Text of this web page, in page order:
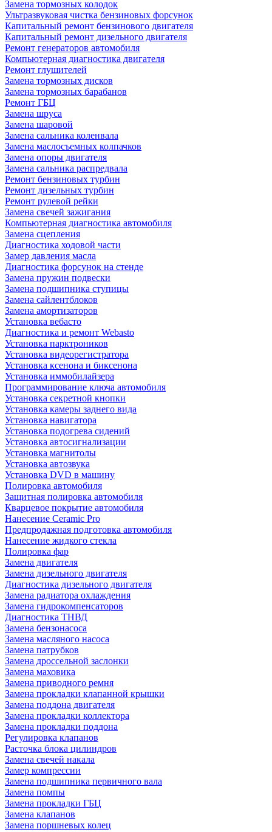
Замена тормозных колодок
Ультразвуковая чистка бензиновых форсунок
Капитальный ремонт бензинового двигателя
Капитальный ремонт дизельного двигателя
Ремонт генераторов автомобиля
Компьютерная диагностика двигателя
Ремонт глушителей
Замена тормозных дисков
Замена тормозных барабанов
Ремонт ГБЦ
Замена шруса
Замена шаровой
Замена сальника коленвала
Замена маслосъемных колпачков
Замена опоры двигателя
Замена сальника распредвала
Ремонт бензиновых турбин
Ремонт дизельных турбин
Ремонт рулевой рейки
Замена свечей зажигания
Компьютерная диагностика автомобиля
Замена сцепления
Диагностика ходовой части
Замер давления масла
Диагностика форсунок на стенде
Замена пружин подвески
Замена подшипника ступицы
Замена сайлентблоков
Замена амортизаторов
Установка вебасто
Диагностика и ремонт Webasto
Установка парктроников
Установка видеорегистратора
Установка ксенона и биксенона
Установка иммобилайзера
Программирование ключа автомобиля
Установка секретной кнопки
Установка камеры заднего вида
Установка навигатора
Установка подогрева сидений
Установка автосигнализации
Установка магнитолы
Установка автозвука
Установка DVD в машину
Полировка автомобиля
Защитная полировка автомобиля
Кварцевое покрытие автомобиля
Нанесение Ceramic Pro
Предпродажная подготовка автомобиля
Нанесение жидкого стекла
Полировка фар
Замена двигателя
Замена дизельного двигателя
Диагностика дизельного двигателя
Замена радиатора охлаждения
Замена гидрокомпенсаторов
Диагностика ТНВД
Замена бензонасоса
Замена масляного насоса
Замена патрубков
Замена дроссельной заслонки
Замена маховика
Замена приводного ремня
Замена прокладки клапанной крышки
Замена поддона двигателя
Замена прокладки коллектора
Замена прокладки поддона
Регулировка клапанов
Расточка блока цилиндров
Замена свечей накала
Замер компрессии
Замена подшипника первичного вала
Замена помпы
Замена прокладки ГБЦ
Замена клапанов
Замена поршневых колец